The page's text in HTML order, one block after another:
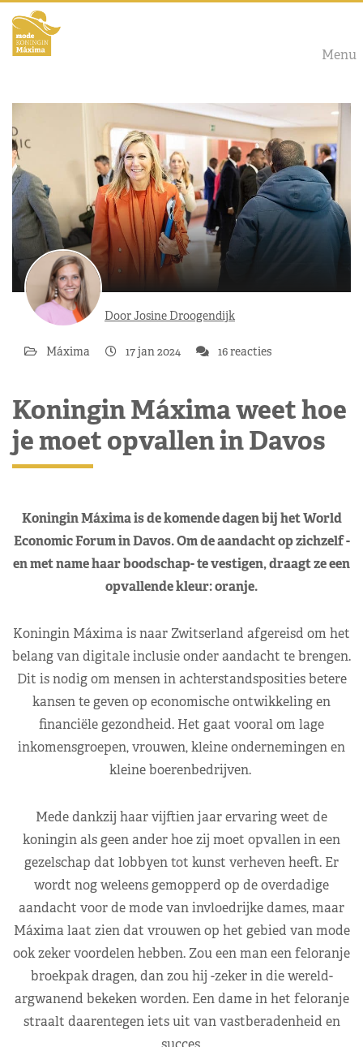
Menu
Door Josine Droogendijk
Máxima 17 jan 2024 16 reacties
Koningin Máxima weet hoe
je moet opvallen in Davos
Koningin Máxima is de komende dagen bij het World
Economic Forum in Davos. Om de aandacht op zichzelf -
en met name haar boodschap- te vestigen, draagt ze een
opvallende kleur: oranje.
Koningin Máxima is naar Zwitserland afgereisd om het
belang van digitale inclusie onder aandacht te brengen.
Dit is nodig om mensen in achterstandsposities betere
kansen te geven op economische ontwikkeling en
financiële gezondheid. Het gaat vooral om lage
inkomensgroepen, vrouwen, kleine ondernemingen en
kleine boerenbedrijven.
Mede dankzij haar vijftien jaar ervaring weet de
koningin als geen ander hoe zij moet opvallen in een
gezelschap dat lobbyen tot kunst verheven heeft. Er
wordt nog weleens gemopperd op de overdadige
aandacht voor de mode van invloedrijke dames, maar
Máxima laat zien dat vrouwen op het gebied van mode
ook zeker voordelen hebben. Zou een man een feloranje
broekpak dragen, dan zou hij -zeker in die wereld-
argwanend bekeken worden. Een dame in het feloranje
straalt daarentegen iets uit van vastberadenheid en